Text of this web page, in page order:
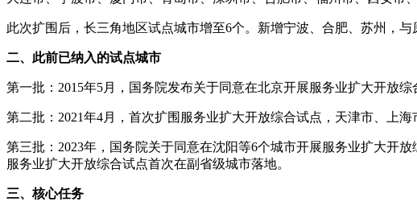
此次扩围后，长三角地区试点城市增至6个。新增宁波、合肥、苏州，与
二、此前已纳入的试点城市
第一批：2015年5月，国务院发布关于同意在北京开展服务业扩大开放
第二批：2021年4月，首次扩围服务业扩大开放综合试点，天津市、上
第三批：2023年，国务院关于同意在沈阳等6个城市开展服务业扩大开
服务业扩大开放综合试点首次在副省级城市落地。
三、核心任务